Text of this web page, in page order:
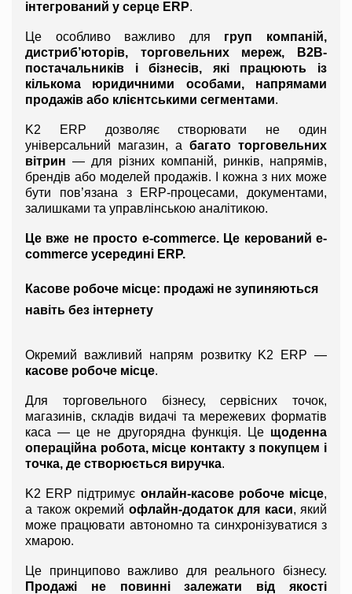
інтегрований у серце ERP.
Це особливо важливо для груп компаній,
дистриб’юторів, торговельних мереж, B2B-
постачальників і бізнесів, які працюють із
кількома юридичними особами, напрямами
продажів або клієнтськими сегментами.
K2 ERP дозволяє створювати не один
універсальний магазин, а багато торговельних
вітрин — для різних компаній, ринків, напрямів,
брендів або моделей продажів. І кожна з них може
бути пов’язана з ERP-процесами, документами,
залишками та управлінською аналітикою.
Це вже не просто e-commerce. Це керований e-
commerce усередині ERP.
Касове робоче місце: продажі не зупиняються
навіть без інтернету
касове робоче місце.
Для торговельного бізнесу, сервісних точок,
магазинів, складів видачі та мережевих форматів
каса — це не другорядна функція. Це щоденна
операційна робота, місце контакту з покупцем і
точка, де створюється виручка.
K2 ERP підтримує онлайн-касове робоче місце,
а також окремий офлайн-додаток для каси, який
може працювати автономно та синхронізуватися з
хмарою.
Продажі не повинні залежати від якості